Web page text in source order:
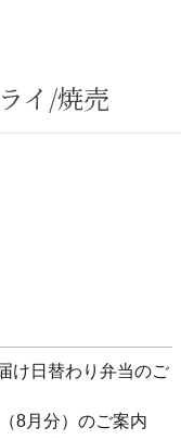
イ/焼売
け日替わり弁当のご
8月分）のご案内